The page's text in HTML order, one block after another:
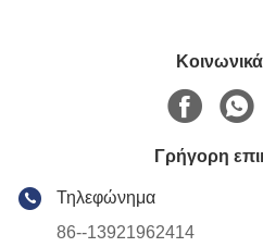
Γρήγορη
Τηλεφώνημα
86--13921962414